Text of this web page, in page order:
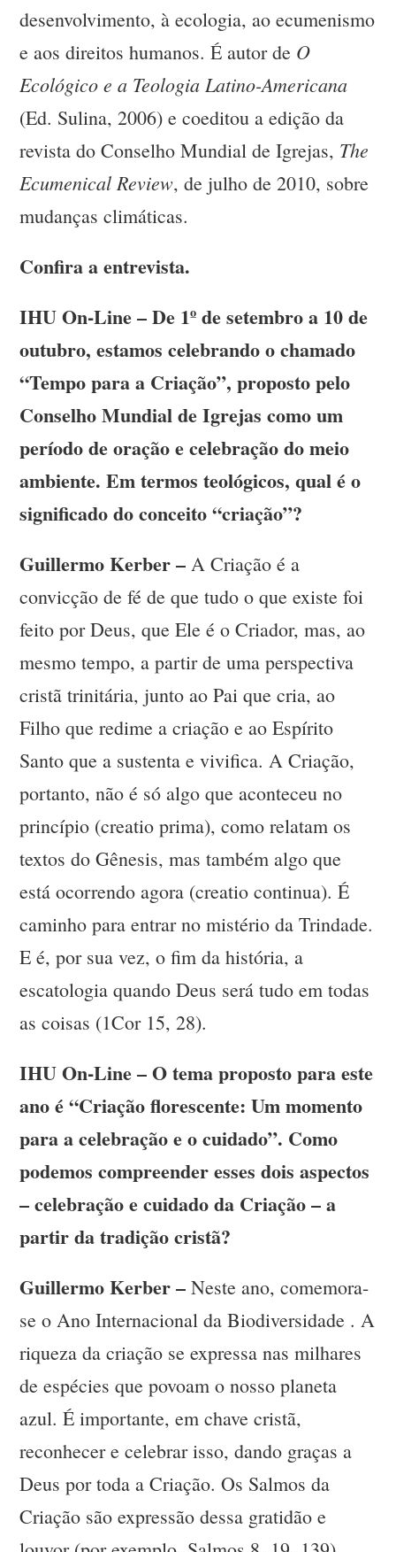
desenvolvimento, à ecologia, ao ecumenismo
e aos direitos humanos. É autor de O
Ecológico e a Teologia Latino-Americana
(Ed. Sulina, 2006) e coeditou a edição da
revista do Conselho Mundial de Igrejas, The
Ecumenical Review, de julho de 2010, sobre
mudanças climáticas.
Confira a entrevista.
IHU On-Line – De 1º de setembro a 10 de
outubro, estamos celebrando o chamado
“Tempo para a Criação”, proposto pelo
Conselho Mundial de Igrejas como um
período de oração e celebração do meio
ambiente. Em termos teológicos, qual é o
significado do conceito “criação”?
Guillermo Kerber – A Criação é a
convicção de fé de que tudo o que existe foi
feito por Deus, que Ele é o Criador, mas, ao
mesmo tempo, a partir de uma perspectiva
cristã trinitária, junto ao Pai que cria, ao
Filho que redime a criação e ao Espírito
Santo que a sustenta e vivifica. A Criação,
portanto, não é só algo que aconteceu no
princípio (creatio prima), como relatam os
textos do Gênesis, mas também algo que
está ocorrendo agora (creatio continua). É
caminho para entrar no mistério da Trindade.
E é, por sua vez, o fim da história, a
escatologia quando Deus será tudo em todas
as coisas (1Cor 15, 28).
IHU On-Line – O tema proposto para este
ano é “Criação florescente: Um momento
para a celebração e o cuidado”. Como
podemos compreender esses dois aspectos
– celebração e cuidado da Criação – a
partir da tradição cristã?
Guillermo Kerber – Neste ano, comemora-
se o Ano Internacional da Biodiversidade . A
riqueza da criação se expressa nas milhares
de espécies que povoam o nosso planeta
azul. É importante, em chave cristã,
reconhecer e celebrar isso, dando graças a
Deus por toda a Criação. Os Salmos da
Criação são expressão dessa gratidão e